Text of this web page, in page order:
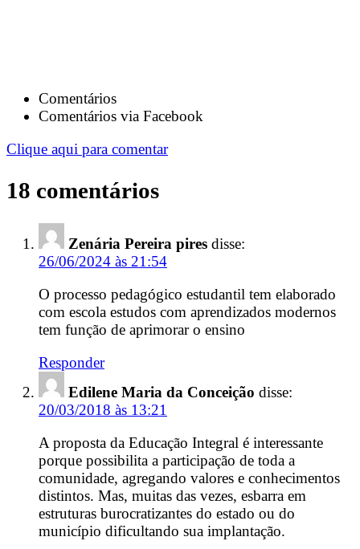
Comentários
Comentários via Facebook
Clique aqui para comentar
18 comentários
Zenária Pereira pires disse:
26/06/2024 às 21:54
O processo pedagógico estudantil tem elaborado
com escola estudos com aprendizados modernos
tem função de aprimorar o ensino
Responder
Edilene Maria da Conceição disse:
20/03/2018 às 13:21
A proposta da Educação Integral é interessante
porque possibilita a participação de toda a
comunidade, agregando valores e conhecimentos
distintos. Mas, muitas das vezes, esbarra em
estruturas burocratizantes do estado ou do
município dificultando sua implantação.